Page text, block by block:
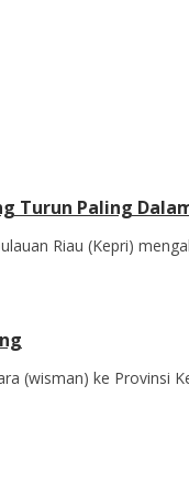
Turun Paling
Riau (Kepri)
(wisman) ke Provinsi